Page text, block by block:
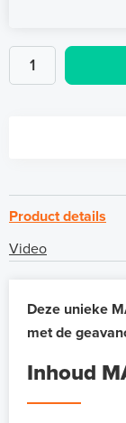
Product details
Video
Deze unieke
met de
Inhoud